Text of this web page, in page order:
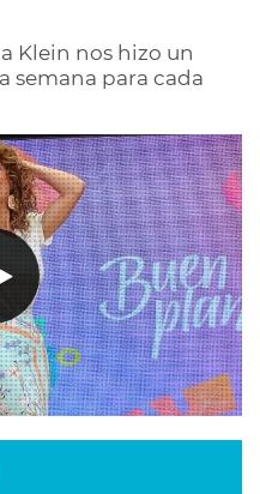
Klein nos hizo un
semana para cada